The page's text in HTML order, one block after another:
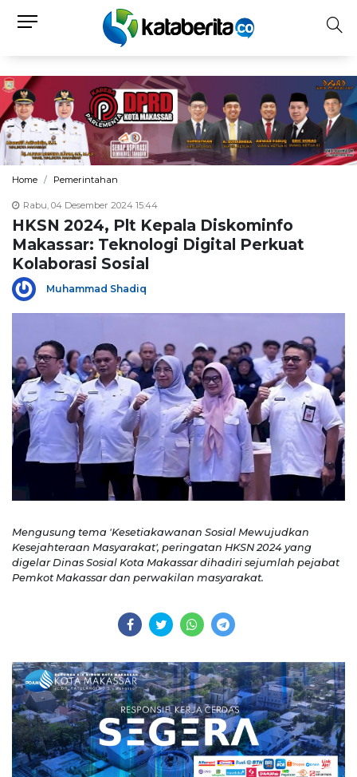
Home Pemerintahan
Rabu, 04 Desember 2024 15:44
HKSN 2024, Plt Kepala Diskominfo
Makassar: Teknologi Digital Perkuat
Kolaborasi Sosial
Muhammad Shadiq
Mengusung tema 'Kesetiakawanan Sosial Mewujudkan
Kesejahteraan Masyarakat', peringatan HKSN 2024 yang
digelar Dinas Sosial Kota Makassar dihadiri sejumlah pejabat
Pemkot Makassar dan perwakilan masyarakat.